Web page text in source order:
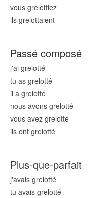
vous grelottiez
ils grelottaient
Passé composé
j'ai grelotté
tu as grelotté
il a grelotté
nous avons grelotté
vous avez grelotté
ils ont grelotté
Plus-que-parfait
j'avais grelotté
tu avais grelotté